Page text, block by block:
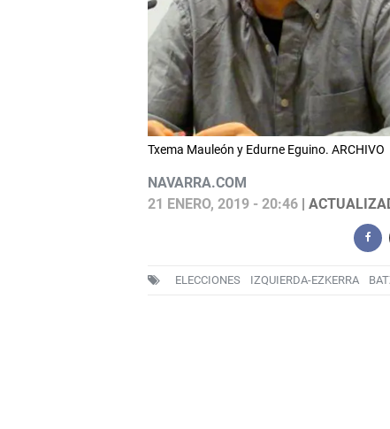
Txema Mauleón y Edurne Eguino. ARCHIVO
NAVARRA.COM
21 ENERO, 2019 - 20:46|
ELECCIONES IZQUIERDA-EZKERRA